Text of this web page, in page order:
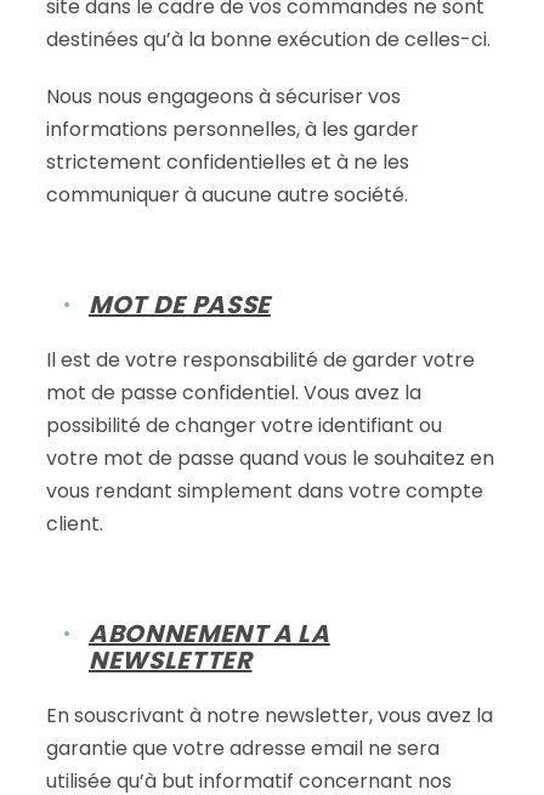
site dans le cadre de vos commandes ne sont
destinées qu’à la bonne exécution de celles-ci.
Nous nous engageons à sécuriser vos
informations personnelles, à les garder
strictement confidentielles et à ne les
communiquer à aucune autre société.
MOT DE PASSE
Il est de votre responsabilité de garder votre
mot de passe confidentiel. Vous avez la
possibilité de changer votre identifiant ou
votre mot de passe quand vous le souhaitez en
vous rendant simplement dans votre compte
client.
ABONNEMENT A LA
NEWSLETTER
En souscrivant à notre newsletter, vous avez la
garantie que votre adresse email ne sera
utilisée qu’à but informatif concernant nos